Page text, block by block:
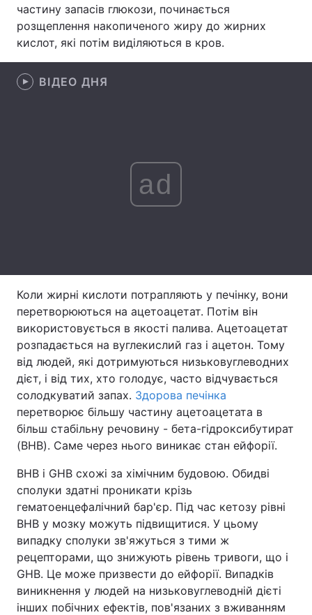
Цікавинки Погода
Екологія
Лонгріди
Вакансії
Тема оформлення
частину запасів глюкози, починається
розщеплення накопиченого жиру до жирних
кислот, які потім виділяються в кров.
ВІДЕО ДНЯ
ad
Коли жирні кислоти потрапляють у печінку, вони
перетворюються на ацетоацетат. Потім він
використовується в якості палива. Ацетоацетат
розпадається на вуглекислий газ і ацетон. Тому
від людей, які дотримуються низьковуглеводних
дієт, і від тих, хто голодує, часто відчувається
солодкуватий запах. Здорова печінка
перетворює більшу частину ацетоацетата в
більш стабільну речовину - бета-гідроксибутират
(BHB). Саме через нього виникає стан ейфорії.
BHB і GHB схожі за хімічним будовою. Обидві
сполуки здатні проникати крізь
гематоенцефалічний бар'єр. Під час кетозу рівні
BHB у мозку можуть підвищитися. У цьому
випадку сполуки зв'яжуться з тими ж
рецепторами, що знижують рівень тривоги, що і
GHB. Це може призвести до ейфорії. Випадків
виникнення у людей на низьковуглеводній дієті
інших побічних ефектів, пов'язаних з вживанням